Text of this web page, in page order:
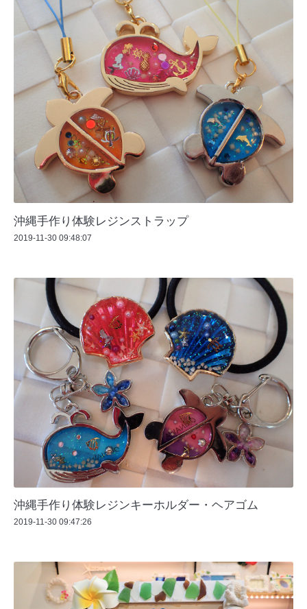
沖縄手作り体験レジンストラップ
2019-11-30 09:48:07
沖縄手作り体験レジンキーホルダー・ヘアゴム
2019-11-30 09:47:26